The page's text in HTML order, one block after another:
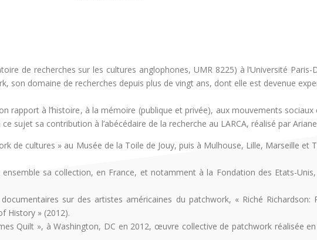
de recherches sur les cultures anglophones, UMR 8225) à l’Université
son domaine de recherches depuis plus de vingt ans, dont elle est devenue
rapport à l’histoire, à la mémoire (publique et privée), aux mouvements
ce sujet sa contribution à l’abécédaire de la recherche au LARCA, réalisé par
de cultures » au Musée de la Toile de Jouy, puis à Mulhouse, Lille, Marseille et
ensemble sa collection, en France, et notamment à la Fondation des Etats-
sur des artistes américaines du patchwork, « Riché
History » (2012).
Quilt », à Washington, DC en 2012, œuvre collective de patchwork réalisée